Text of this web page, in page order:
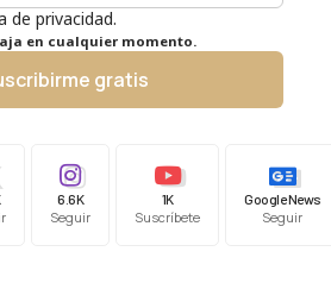
de privacidad.
en cualquier momento.
gratis
6.6K
Seguir
1K
Suscríbete
Google News
Seguir